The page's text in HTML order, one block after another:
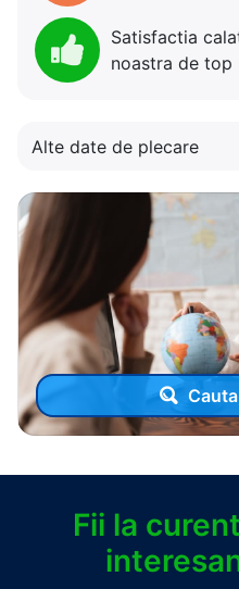
Satisfactia
noastra de top
Alte date de plecare
Fii la